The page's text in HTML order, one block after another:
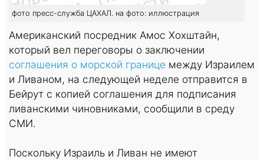
фото пресс-служба ЦАХАЛ. на фото: иллюстрация
Американский посредник Амос Хохштайн,
который вел переговоры о заключении
соглашения о морской границе между Израилем
и Ливаном, на следующей неделе отправится в
Бейрут с копией соглашения для подписания
ливанскими чиновниками, сообщили в среду
СМИ.
Поскольку Израиль и Ливан не имеют